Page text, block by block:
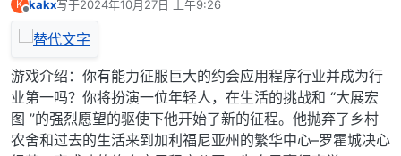
K kakx写于2024年10月27日 上午9:26
最后由 编辑
游戏介绍：你有能力征服巨大的约会应用程序行业并成为行
业第一吗？你将扮演一位年轻人，在生活的挑战和 “大展宏
图 ”的强烈愿望的驱使下他开始了新的征程。他抛弃了乡村
农舍和过去的生活来到加利福尼亚州的繁华中心–罗霍城决心